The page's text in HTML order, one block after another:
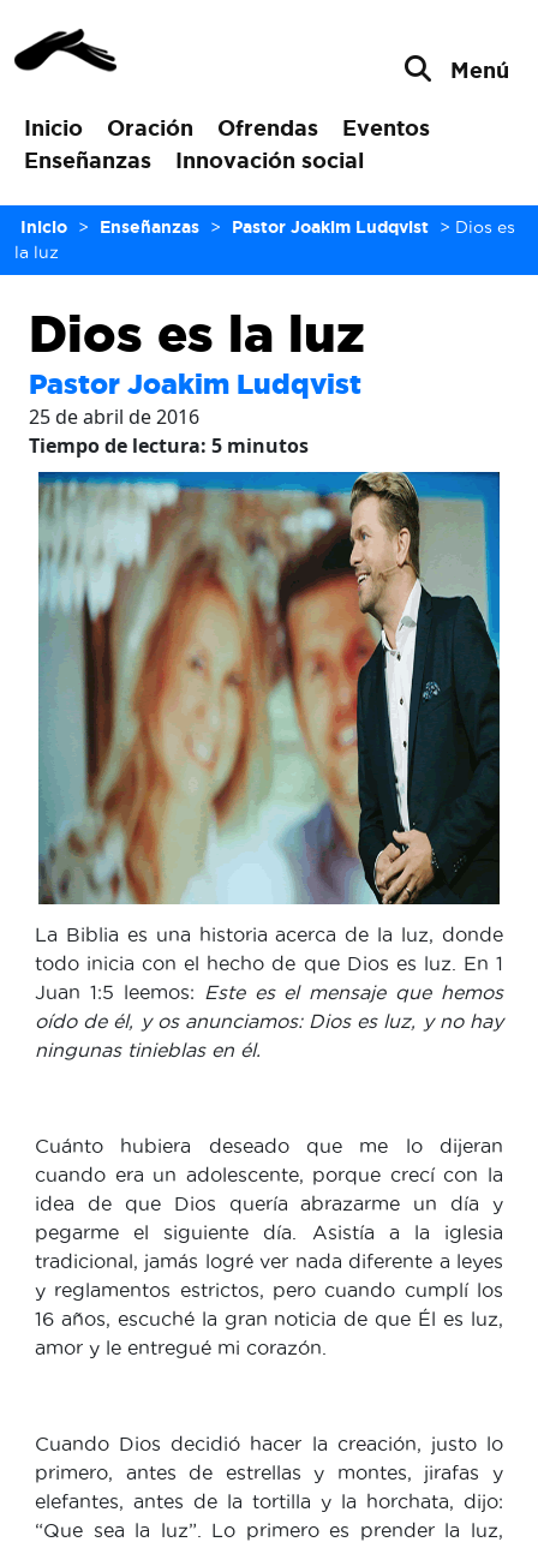
Inicio Oración Ofrendas
Eventos
Enseñanzas
Innovación social
Menú
Inicio > Enseñanzas > Pastor Joakim Ludqvist > Dios es
la luz
Dios es la luz
Pastor Joakim Ludqvist
25 de abril de 2016
Tiempo de lectura: 5 minutos
La Biblia es una historia acerca de la luz, donde
todo inicia con el hecho de que Dios es luz. En 1
Juan 1:5 leemos:
Este es el mensaje que hemos
oído de él, y os anunciamos: Dios es luz, y no hay
ningunas tinieblas en él.
Cuánto hubiera deseado que me lo dijeran
cuando era un adolescente, porque crecí con la
idea de que Dios quería abrazarme un día y
pegarme el siguiente día. Asistía a la iglesia
tradicional, jamás logré ver nada diferente a leyes
y reglamentos estrictos, pero cuando cumplí los
16 años, escuché la gran noticia de que Él es luz,
amor y le entregué mi corazón.
Cuando Dios decidió hacer la creación, justo lo
primero, antes de estrellas y montes, jirafas y
elefantes, antes de la tortilla y la horchata, dijo:
“Que sea la luz”. Lo primero es prender la luz,